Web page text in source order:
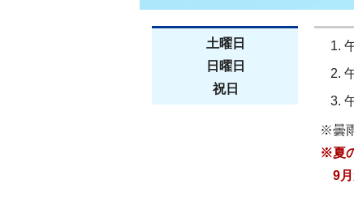
土曜日
日曜日
祝日
※曇
※夏
9月